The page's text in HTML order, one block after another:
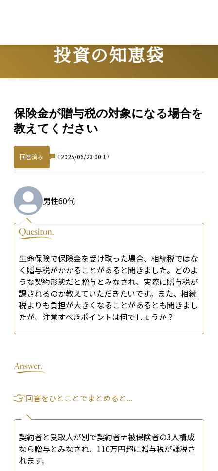
投資の知恵袋
保険金が贈与税の対象になる場合を
教えてください
回答済み 1 2025/06/23 00:17
男性60代
生命保険で保険金を受け取った場合、相続税ではな
く贈与税がかかることがあると聞きました。どのよ
うな契約形態だと贈与とみなされ、実際に贈与税が
課されるのか教えていただきたいです。また、相続
税よりも負担が大きくなることがあるとも聞きまし
たが、注意すべきポイントは何でしょうか？
回答をひとことでまとめると...
契約者と受取人が別で契約者≠被保険者の3人構成
なら贈与とみなされ、110万円超に贈与税が課税さ
れます。